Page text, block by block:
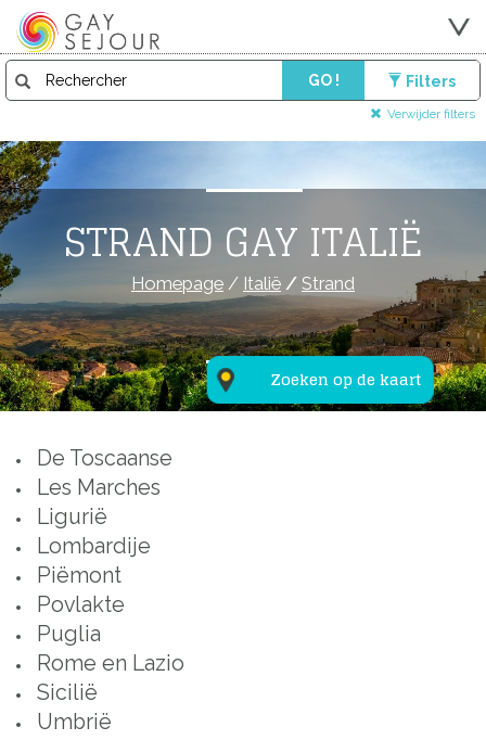
GO ! Filters
Verwijder filters
Zoeken op de kaart
STRAND GAY ITALIË
Homepage / Italië / Strand
De Toscaanse
Les Marches
Ligurië
Lombardije
Piëmont
Povlakte
Puglia
Rome en Lazio
Sicilië
Umbrië